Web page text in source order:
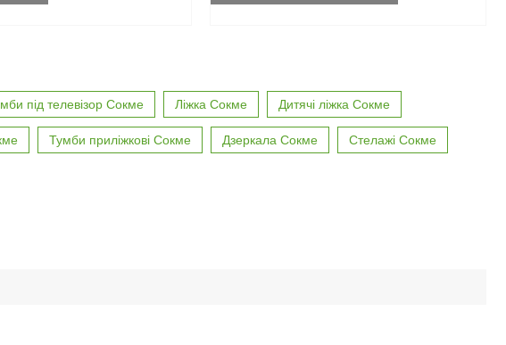
під телевізор Сокме Ліжка Сокме Дитячі ліжка Сокме
Тумби приліжкові Сокме Дзеркала Сокме Стелажі Сокме